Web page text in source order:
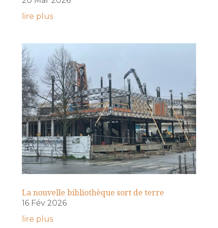
lire plus
La nouvelle bibliothèque sort de terre
16 Fév 2026
lire plus